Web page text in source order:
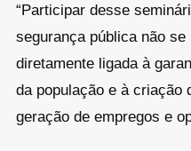
“Participar desse
segurança pública não
diretamente ligada à
da população e à criação
geração de empregos e